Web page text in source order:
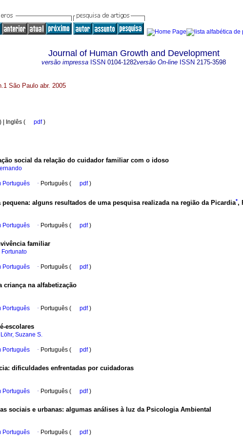
Journal of Human Growth and Development
versão impressa ISSN 0104-1282versão On-line ISSN 2175-3598
São Paulo abr. 2005
) | Inglês ( pdf)
social da relação do cuidador familiar com o idoso
Português · Português ( pdf)
pequena: alguns resultados de uma pesquisa realizada na região da Picardia*,
Português · Português ( pdf)
familiar
Português · Português ( pdf)
criança na alfabetização
Português · Português ( pdf)
escolares
Löhr, Suzane S.
Português · Português ( pdf)
dificuldades enfrentadas por cuidadoras
Português · Português ( pdf)
sociais e urbanas: algumas análises à luz da Psicologia Ambiental
Português · Português ( pdf)